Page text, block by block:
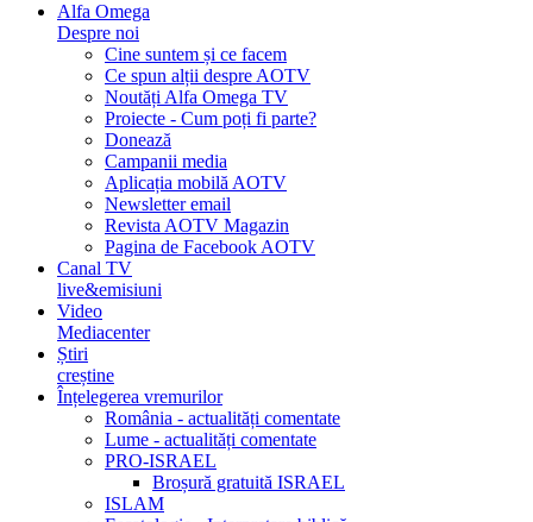
Alfa Omega
Despre noi
Cine suntem și ce facem
Ce spun alții despre AOTV
Noutăți Alfa Omega TV
Proiecte - Cum poți fi parte?
Donează
Campanii media
Aplicația mobilă AOTV
Newsletter email
Revista AOTV Magazin
Pagina de Facebook AOTV
Canal TV
live&emisiuni
Video
Mediacenter
Știri
creștine
Înțelegerea vremurilor
România - actualități comentate
Lume - actualități comentate
PRO-ISRAEL
Broșură gratuită ISRAEL
ISLAM